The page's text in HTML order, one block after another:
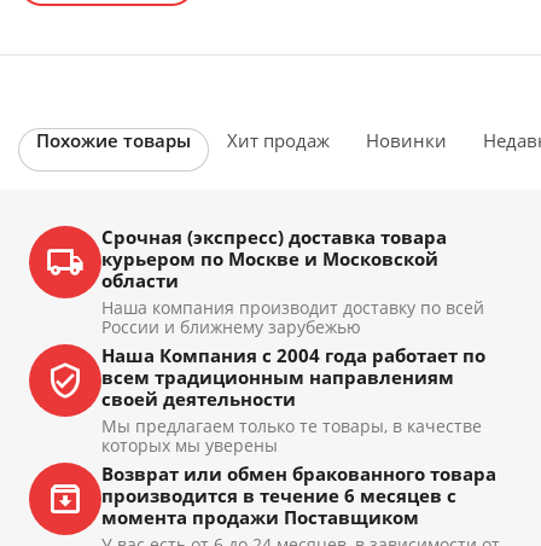
Похожие товары Хит продаж Новинки
Срочная (экспресс) доставка товара
курьером по Москве и Московской
области
Наша компания производит доставку по всей
России и ближнему зарубежью
Наша Компания с 2004 года работает по
всем традиционным направлениям
своей деятельности
Мы предлагаем только те товары, в качестве
которых мы уверены
Возврат или обмен бракованного товара
производится в течение 6 месяцев с
момента продажи Поставщиком